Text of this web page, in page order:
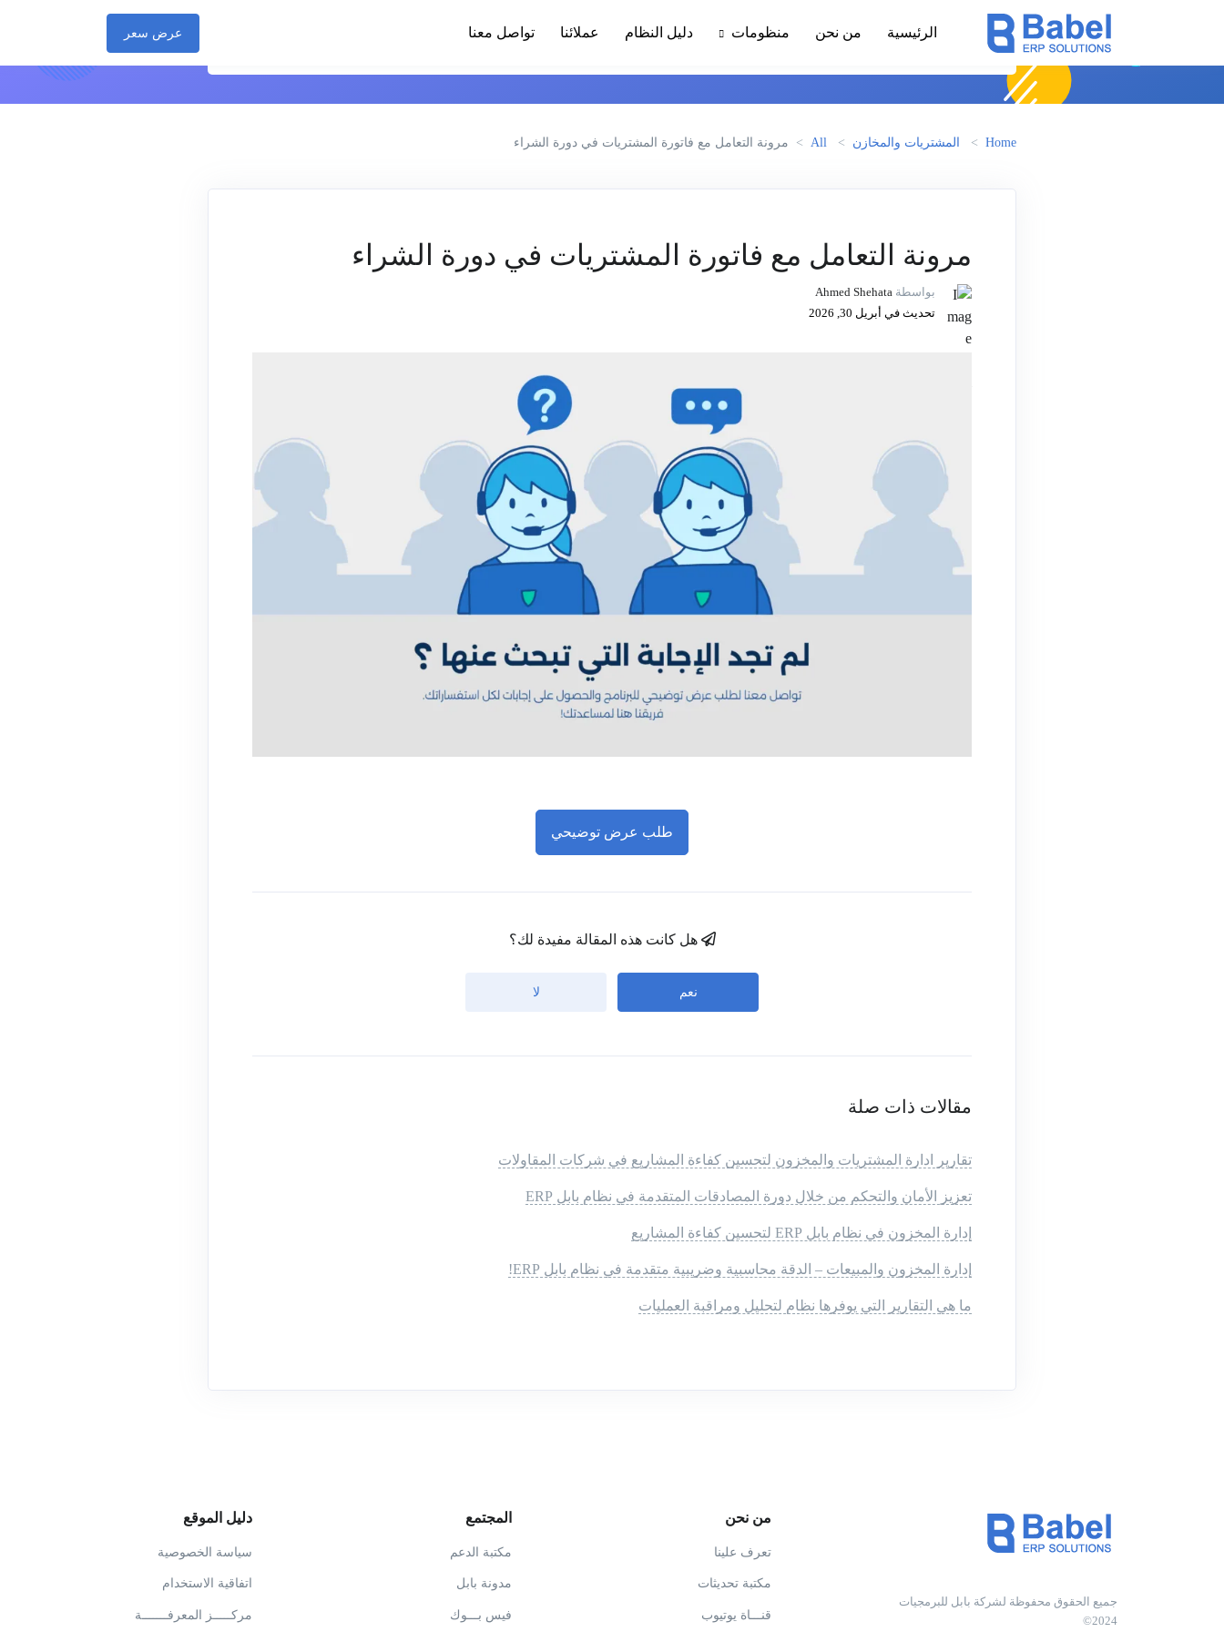
الرئيسية من نحن منظومات دليل النظام عملائنا تواصل معنا عرض سعر
Home المشتريات والمخازن All مرونة التعامل مع فاتورة المشتريات في دورة الشراء
مرونة التعامل مع فاتورة المشتريات في دورة الشراء
بواسطة
تحديث في أبريل 30, 2026
طلب عرض توضيحي
هل كانت هذه المقالة مفيدة لك؟
نعم لا
مقالات ذات صلة
تقارير ادارة المشتريات والمخزون لتحسين كفاءة المشاريع في شركات المقاولات
تعزيز الأمان والتحكم من خلال دورة المصادقات المتقدمة في نظام بابل ERP
إدارة المخزون في نظام بابل ERP لتحسين كفاءة المشاريع
إدارة المخزون والمبيعات – الدقة محاسبية وضريبية متقدمة في نظام بابل ERP!
ما هي التقارير التي يوفرها نظام لتحليل ومراقبة العمليات
من نحن
تعرف علينا
مكتبة تحديثات
قنـــاة يوتيوب
المجتمع
مكتبة الدعم
مدونة بابل
فيس بـــوك
دليل الموقع
سياسة الخصوصية
اتفاقية الاستخدام
مركـــــز المعرفـــــــة
جميع الحقوق محفوظة لشركة بابل للبرمجيات
2024©